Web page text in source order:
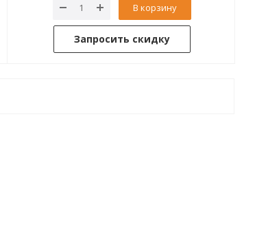
В корзину
Запросить скидку